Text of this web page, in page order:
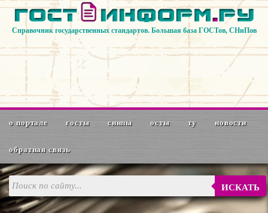
Справочник государственных стандартов. Большая база ГОСТов, СНиПов
о портале госты снипы осты ту новости
обратная связь
ИСКАТЬ